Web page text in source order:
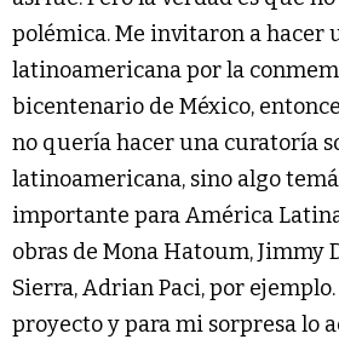
polémica. Me invitaron a hacer
latinoamericana por la
bicentenario de México,
no quería hacer una curatoría
latinoamericana, sino algo
importante para América
obras de Mona Hatoum, Jimmy
Sierra, Adrian Paci, por
proyecto y para mi sorpresa lo